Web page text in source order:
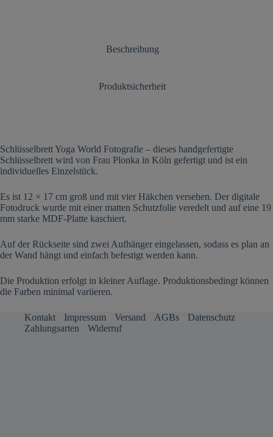
Beschreibung
Produktsicherheit
Schlüsselbrett Yoga World Fotografie – dieses handgefertigte
Schlüsselbrett wird von Frau Plonka in Köln gefertigt und ist ein
individuelles Einzelstück.
Es ist 12 × 17 cm groß und mit vier Häkchen versehen. Der digitale
Fotodruck wurde mit einer matten Schutzfolie veredelt und auf eine 19
mm starke MDF-Platte kaschiert.
Auf der Rückseite sind zwei Aufhänger eingelassen, sodass es plan an
der Wand hängt und einfach befestigt werden kann.
Die Produktion erfolgt in kleiner Auflage. Produktionsbedingt können
die Farben minimal variieren.
Kontakt Impressum Versand AGBs
Datenschutz
Zahlungsarten
Widerruf